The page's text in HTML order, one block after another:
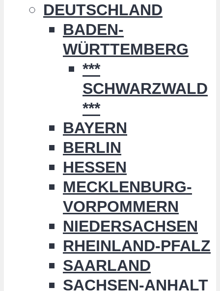
DEUTSCHLAND
BADEN-
WÜRTTEMBERG
***
SCHWARZWALD
***
BAYERN
BERLIN
HESSEN
MECKLENBURG-
VORPOMMERN
NIEDERSACHSEN
RHEINLAND-PFALZ
SAARLAND
SACHSEN-ANHALT